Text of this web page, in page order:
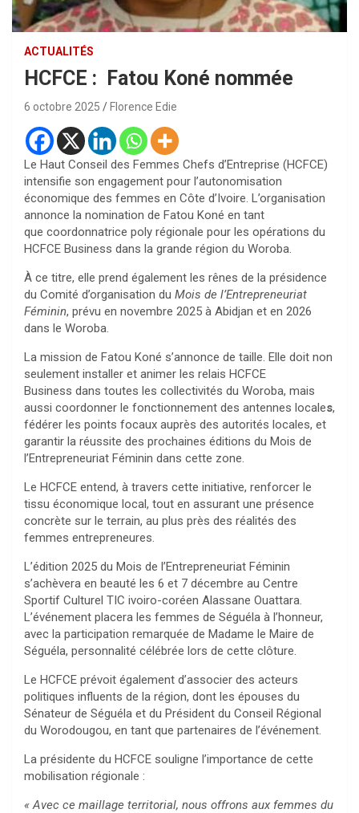
ACTUALITÉS
HCFCE : Fatou Koné nommée
6 octobre 2025 Florence Edie
Le Haut Conseil des Femmes Chefs d’Entreprise (HCFCE)
intensifie son engagement pour l’autonomisation
économique des femmes en Côte d’Ivoire. L’organisation
annonce la nomination de Fatou Koné en tant
que coordonnatrice poly régionale pour les opérations du
HCFCE Business dans la grande région du Woroba.
À ce titre, elle prend également les rênes de la présidence
du Comité d’organisation du Mois de l’Entrepreneuriat
Féminin, prévu en novembre 2025 à Abidjan et en 2026
dans le Woroba.
La mission de Fatou Koné s’annonce de taille. Elle doit non
seulement installer et animer les relais HCFCE
Business dans toutes les collectivités du Woroba, mais
aussi coordonner le fonctionnement des antennes locales,
fédérer les points focaux auprès des autorités locales, et
garantir la réussite des prochaines éditions du Mois de
l’Entrepreneuriat Féminin dans cette zone.
Le HCFCE entend, à travers cette initiative, renforcer le
tissu économique local, tout en assurant une présence
concrète sur le terrain, au plus près des réalités des
femmes entrepreneures.
L’édition 2025 du Mois de l’Entrepreneuriat Féminin
s’achèvera en beauté les 6 et 7 décembre au Centre
Sportif Culturel TIC ivoiro-coréen Alassane Ouattara.
L’événement placera les femmes de Séguéla à l’honneur,
avec la participation remarquée de Madame le Maire de
Séguéla, personnalité célébrée lors de cette clôture.
Le HCFCE prévoit également d’associer des acteurs
politiques influents de la région, dont les épouses du
Sénateur de Séguéla et du Président du Conseil Régional
du Worodougou, en tant que partenaires de l’événement.
La présidente du HCFCE souligne l’importance de cette
mobilisation régionale :
« Avec ce maillage territorial, nous offrons aux femmes du